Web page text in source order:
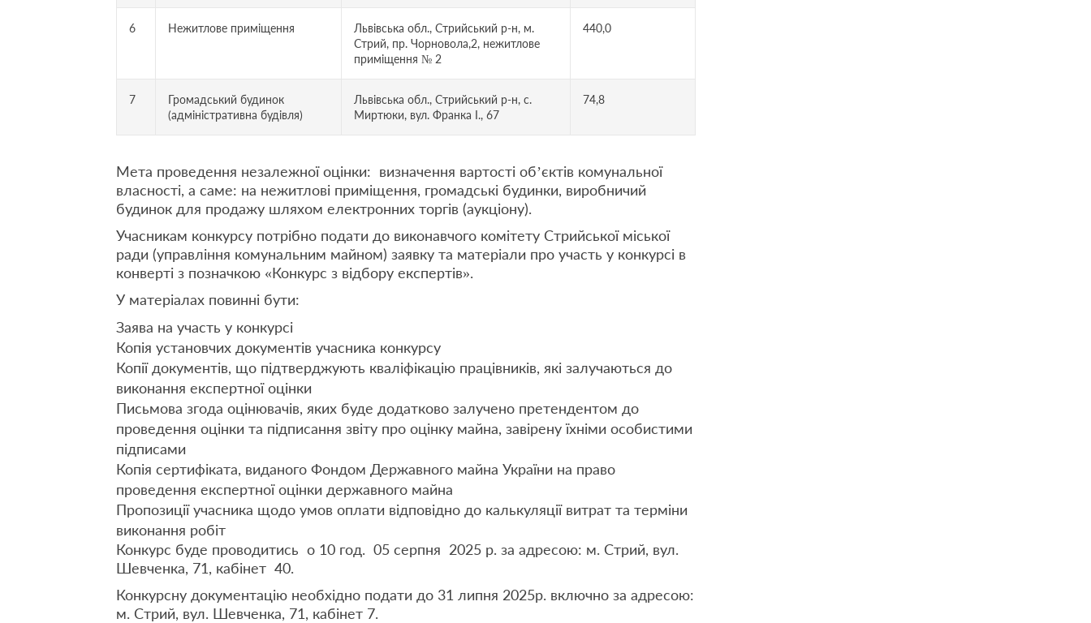
6 Нежитлове приміщення
Львівська обл., Стрийський р-н, м.
Стрий, пр. Чорновола,2, нежитлове
приміщення № 2
440,0
7
Громадський будинок
(адміністративна будівля)
Львівська обл., Стрийський р-н, с.
Миртюки, вул. Франка І., 67
74,8
Мета проведення незалежної оцінки: визначення вартості об’єктів комунальної
власності, а саме: на нежитлові приміщення, громадські будинки, виробничий
будинок для продажу шляхом електронних торгів (аукціону).
Учасникам конкурсу потрібно подати до виконавчого комітету Стрийської міської
ради (управління комунальним майном) заявку та матеріали про участь у конкурсі в
конверті з позначкою «Конкурс з відбору експертів».
У матеріалах повинні бути:
Заява на участь у конкурсі
Копія установчих документів учасника конкурсу
Копії документів, що підтверджують кваліфікацію працівників, які залучаються до
виконання експертної оцінки
Письмова згода оцінювачів, яких буде додатково залучено претендентом до
проведення оцінки та підписання звіту про оцінку майна, завірену їхніми особистими
підписами
Копія сертифіката, виданого Фондом Державного майна України на право
проведення експертної оцінки державного майна
Пропозиції учасника щодо умов оплати відповідно до калькуляції витрат та терміни
виконання робіт
Конкурс буде проводитись о 10 год. 05 серпня 2025 р. за адресою: м. Стрий, вул.
Шевченка, 71, кабінет 40.
Конкурсну документацію необхідно подати до 31 липня 2025р. включно за адресою:
м. Стрий, вул. Шевченка, 71, кабінет 7.